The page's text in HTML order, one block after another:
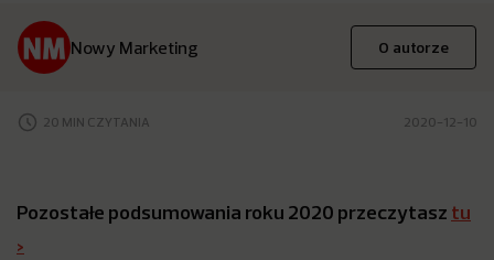
Nowy Marketing O autorze
20 MIN CZYTANIA 2020-12-10
Pozostałe podsumowania roku 2020 przeczytasz tu
>